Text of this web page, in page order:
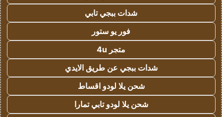
شدات ببجي تابي
فور يو ستور
متجر 4u
شدات ببجي عن طريق الايدي
شحن يلا لودو اقساط
شحن يلا لودو تابي تمارا